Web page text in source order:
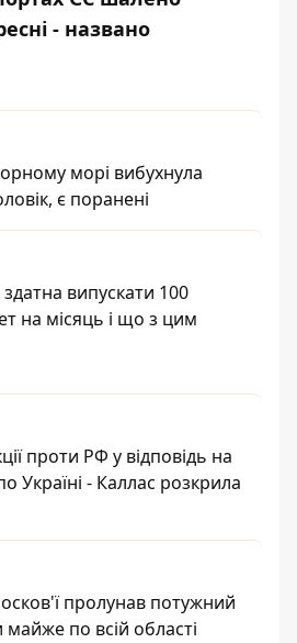
- названо
морі вибухнула
є поранені
здатна випускати 100
на місяць і що з цим
проти РФ у відповідь на
Україні - Каллас розкрила
пролунав потужний
майже по всій області